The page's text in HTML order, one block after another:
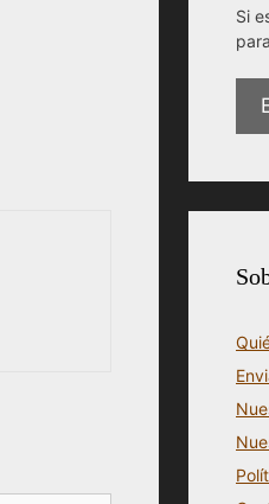
Si